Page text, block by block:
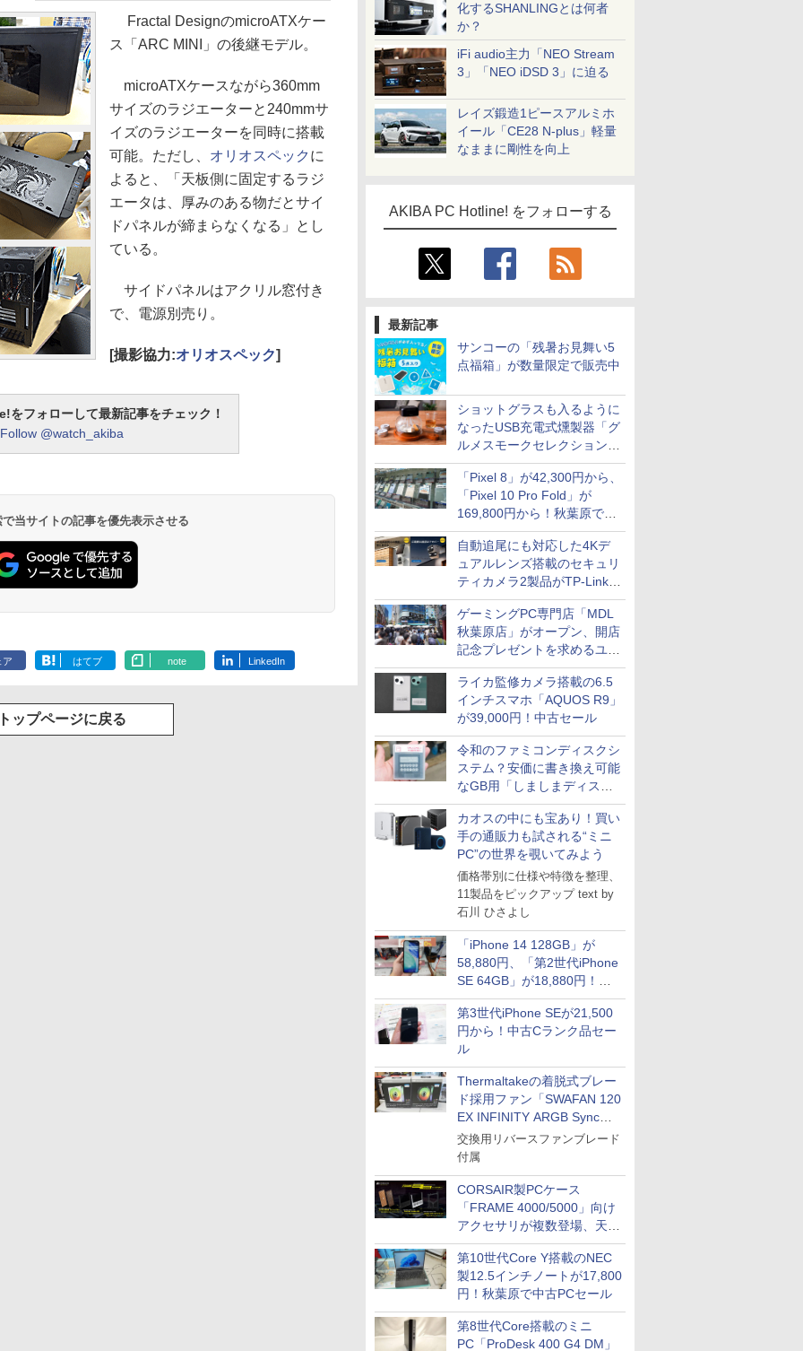
化するSHANLINGとは何者
か？
iFi audio主力「NEO Stream
3」「NEO iDSD 3」に迫る
レイズ鍛造1ピースアルミホ
イール「CE28 N-plus」軽量
なままに剛性を向上
AKIBA PC Hotline! をフォローする
最新記事
サンコーの「残暑お見舞い5
点福箱」が数量限定で販売中
ショットグラスも入るように
なったUSB充電式燻製器「グ
ルメスモークセレクション
2」がサンコーから
「Pixel 8」が42,300円から、
「Pixel 10 Pro Fold」が
169,800円から！秋葉原で中
古のPixelシリーズがお買い得
自動追尾にも対応した4Kデ
ュアルレンズ搭載のセキュリ
ティカメラ2製品がTP-Linkか
ら
ゲーミングPC専門店「MDL
秋葉原店」がオープン、開店
記念プレゼントを求めるユー
ザーが押し寄せ長蛇の列に
ライカ監修カメラ搭載の6.5
インチスマホ「AQUOS R9」
が39,000円！中古セール
令和のファミコンディスクシ
ステム？安価に書き換え可能
なGB用「しましまディスク
システム」
カオスの中にも宝あり！買い
手の通販力も試される“ミニ
PC”の世界を覗いてみよう
価格帯別に仕様や特徴を整理、
11製品をピックアップ text by
石川 ひさよし
「iPhone 14 128GB」が
58,880円、「第2世代iPhone
SE 64GB」が18,880円！中
古Bランク品セール
第3世代iPhone SEが21,500
円から！中古Cランク品セー
ル
Thermaltakeの着脱式ブレー
ド採用ファン「SWAFAN 120
EX INFINITY ARGB Sync」
に単品パッケージ
交換用リバースファンブレード
付属
CORSAIR製PCケース
「FRAME 4000/5000」向け
アクセサリが複数登場、天然
木製パネルや背面コネクタ対
応トレイなど
第10世代Core Y搭載のNEC
製12.5インチノートが17,800
円！秋葉原で中古PCセール
第8世代Core搭載のミニ
PC「ProDesk 400 G4 DM」
Fractal DesignのmicroATXケー
ス「ARC MINI」の後継モデル。
microATXケースながら360mm
サイズのラジエーターと240mmサ
イズのラジエーターを同時に搭載
可能。ただし、 オリオスペック に
よると、「天板側に固定するラジ
エータは、厚みのある物だとサイ
ドパネルが締まらなくなる」とし
ている。
サイドパネルはアクリル窓付き
で、電源別売り。
[撮影協力:オリオスペック]
フォローして最新記事をチェック！
Follow @watch_akiba
当サイトの記事を優先表示させる
ア はてブ note LinkedIn
トップページに戻る